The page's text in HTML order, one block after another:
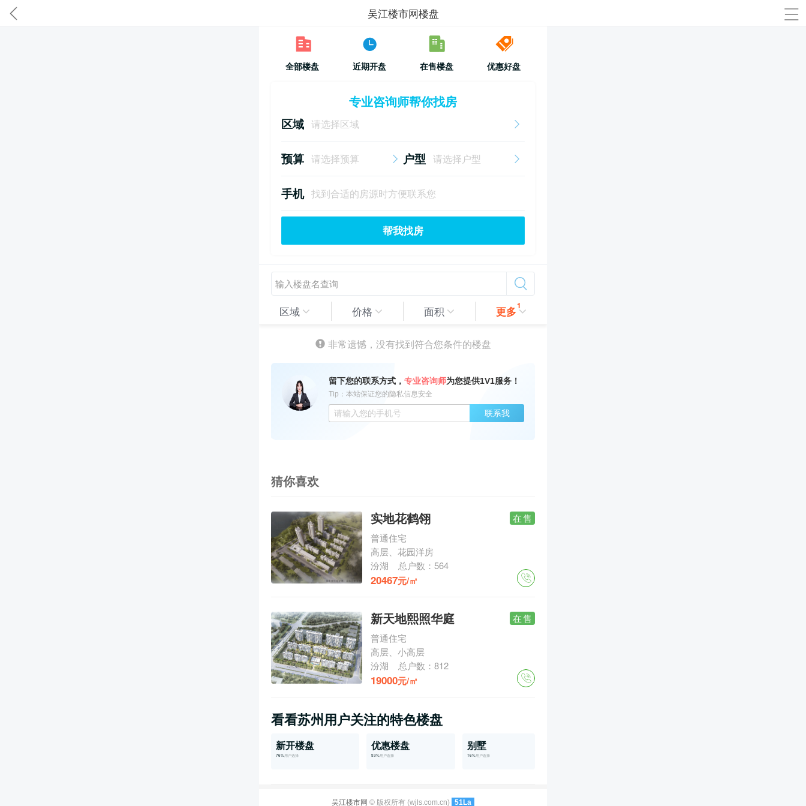
吴江楼市网楼盘
全部楼盘 近期开盘 在售楼盘 优惠好盘
专业咨询师帮你找房
区域
预算 户型
手机
帮我找房
区域 价格 面积 更多1
非常遗憾，没有找到符合您条件的楼盘
留下您的联系方式， 专业咨询师为您提供1V1服务！
Tip：本站保证您的隐私信息安全
联系我
猜你喜欢
实地花鹤翎
在售
普通住宅
高层、花园洋房
汾湖
总户数：564
20467元/㎡
新天地熙照华庭
在售
普通住宅
高层、小高层
汾湖
总户数：812
19000元/㎡
看看苏州用户关注的特色楼盘
新开楼盘
76%用户选择
优惠楼盘
53%用户选择
别墅
16%用户选择
吴江楼市网 © 版权所有 (wjls.com.cn) 51La